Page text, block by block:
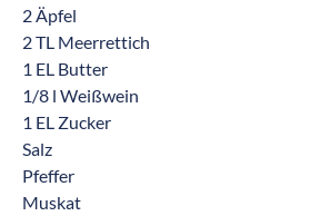
2 Äpfel
2 TL Meerrettich
1 EL Butter
1/8 l Weißwein
1 EL Zucker
Salz
Pfeffer
Muskat